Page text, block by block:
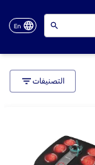
En
التصنيفات